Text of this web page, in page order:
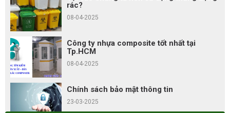
rác?
08-04-2025
Công ty nhựa composite tốt nhất tại
Tp.HCM
08-04-2025
Chính sách bảo mật thông tin
23-03-2025